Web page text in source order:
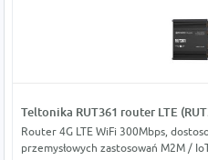
Teltonika RUT361 router LTE
Router 4G LTE WiFi 300Mbps,
przemysłowych zastosowań M2M /